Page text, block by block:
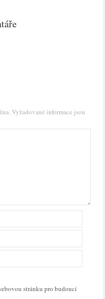
Vyžadované informace jsou
stránku pro budoucí